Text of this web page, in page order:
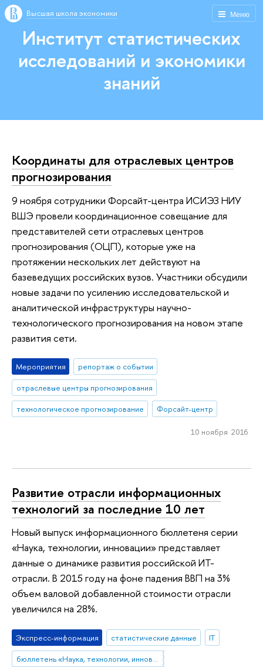
Меню
Высшая школа экономики
Институт статистических
исследований и экономики
знаний
Координаты для отраслевых центров
прогнозирования
9 ноября сотрудники Форсайт-центра ИСИЭЗ НИУ
ВШЭ провели координационное совещание для
представителей сети отраслевых центров
прогнозирования (ОЦП), которые уже на
протяжении нескольких лет действуют на
базеведущих российских вузов. Участники обсудили
новые задачи по усилению исследовательской и
аналитической инфраструктуры научно-
технологического прогнозирования на новом этапе
развития сети.
Мероприятия
репортаж о событии
отраслевые центры прогнозирования
технологическое прогнозирование
Форсайт-центр
10 ноября 2016
Развитие отрасли информационных
технологий за последние 10 лет
Новый выпуск информационного бюллетеня серии
«Наука, технологии, инновации» представляет
данные о динамике развития российской ИТ-
отрасли. В 2015 году на фоне падения ВВП на 3%
объем валовой добавленной стоимости отрасли
увеличился на 28%.
Экспресс-информация статистические данные
IT
бюллетень «Наука, технологии, инновации»